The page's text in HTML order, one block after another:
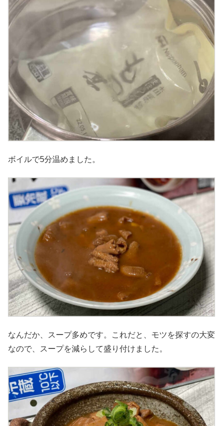
ボイルで5分温めました。
なんだか、スープ多めです。これだと、モツを探すの大変
なので、スープを減らして盛り付けました。